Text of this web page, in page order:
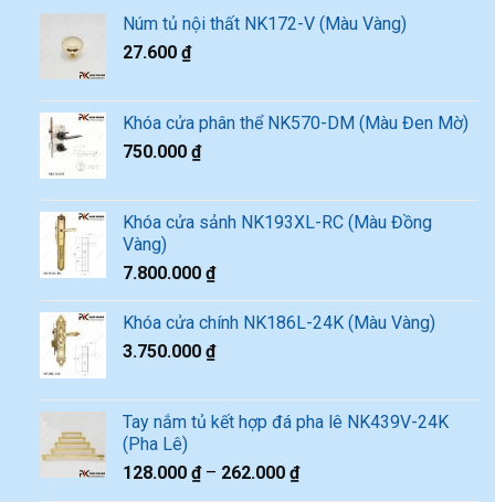
Núm tủ nội thất NK172-V (Màu Vàng)
27.600 ₫
Khóa cửa phân thể NK570-DM (Màu Đen Mờ)
750.000 ₫
Khóa cửa sảnh NK193XL-RC (Màu Đồng
Vàng)
7.800.000 ₫
Khóa cửa chính NK186L-24K (Màu Vàng)
3.750.000 ₫
Tay nắm tủ kết hợp đá pha lê NK439V-24K
(Pha Lê)
128.000 ₫– 262.000 ₫